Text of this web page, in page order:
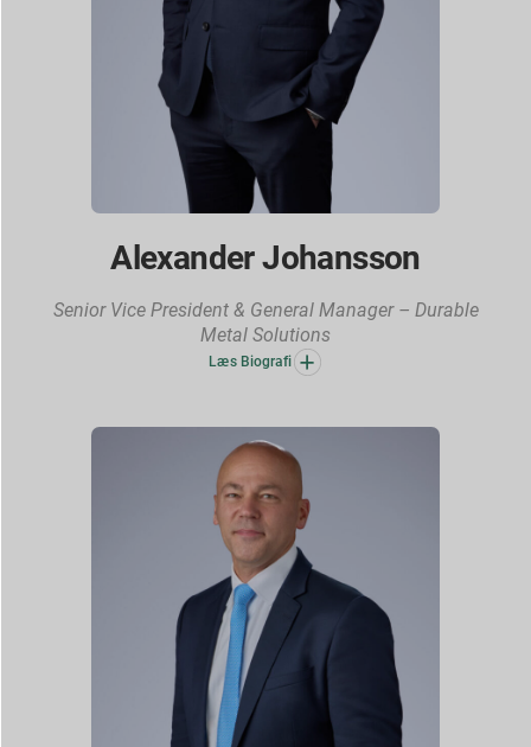
Alexander Johansson
Senior Vice President & General Manager – Durable
Metal Solutions
Læs Biografi